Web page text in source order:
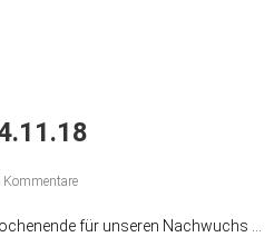
Kommentare
für unseren Nachwuchs …